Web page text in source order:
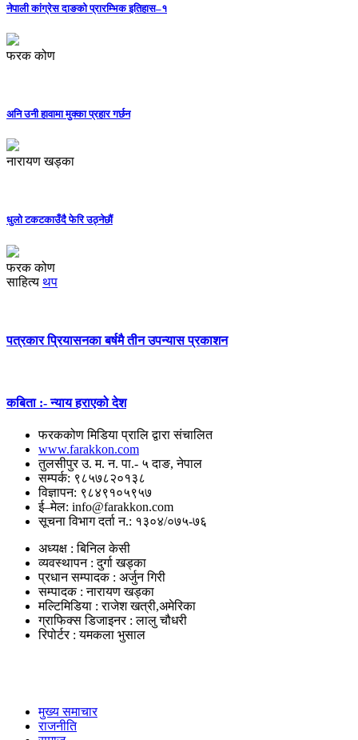
नेपाली कांग्रेस दाङको प्रारम्भिक इतिहास–१
फरक कोण
अनि उनी हावामा मुक्का प्रहार गर्छन
नारायण खड्का
धुलो टकटकाउँदै फेरि उठ्नेछौं
फरक कोण
साहित्य थप
पत्रकार प्रियासनका बर्षमै तीन उपन्यास प्रकाशन
कबिता :- न्याय हराएको देश
फरककोण मिडिया प्रालि द्वारा संचालित
www.farakkon.com
तुलसीपुर उ. म. न. पा.- ५ दाङ, नेपाल
सम्पर्क: ९८५७८२०१३८
विज्ञापन: ९८४९१०५९५७
ई–मेल: info@farakkon.com
सूचना विभाग दर्ता न.: १३०४/०७५-७६
अध्यक्ष : बिनिल केसी
व्यवस्थापन : दुर्गा खड्का
प्रधान सम्पादक : अर्जुन गिरी
सम्पादक : नारायण खड्का
मल्टिमिडिया : राजेश खत्री,अमेरिका
ग्राफिक्स डिजाइनर : लालु चौधरी
रिपोर्टर : यमकला भुसाल
मुख्य समाचार
राजनीति